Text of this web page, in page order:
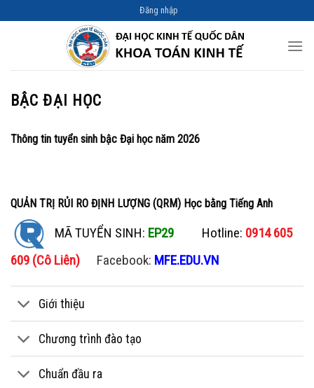
to
Đăng nhập
BẬC ĐẠI HỌC
Thông tin tuyển sinh bậc Đại học năm 2026
QUẢN TRỊ RỦI RO ĐỊNH LƯỢNG (QRM) Học bằng Tiếng Anh
MÃ TUYỂN SINH: EP29 Hotline: 0914 605
609 (Cô Liên) Facebook: MFE.EDU.VN
Giới thiệu
Chương trình đào tạo
Chuẩn đầu ra